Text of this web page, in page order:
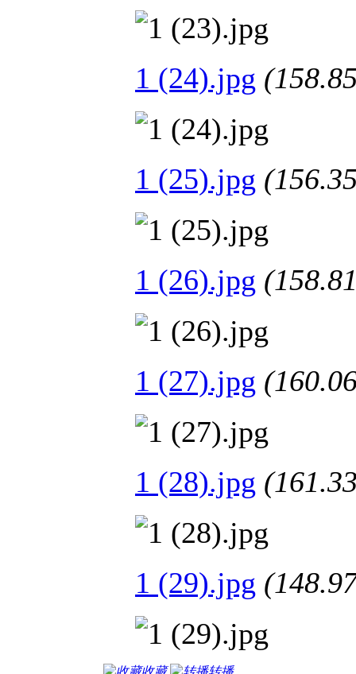
1 (24).jpg
1 (25).jpg
1 (26).jpg
1 (27).jpg
1 (28).jpg
1 (29).jpg
收藏
转播